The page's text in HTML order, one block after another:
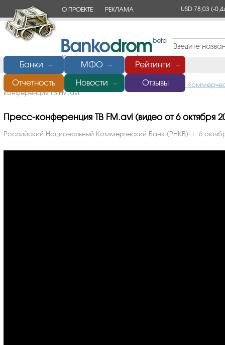
О ПРОЕКТЕ РЕКЛАМА USD 78,03(-
Банки ﹀ МФО ﹀ Рейтинги ﹀
Отчетность Новости ﹀ Отзывы
Главная/Банки России/Российский Национальный
конференция ТВ FM.avi
Пресс-конференция ТВ FM.avi (видео от 6 октября
Российский Национальный Коммерческий Банк (РНКБ) | 6